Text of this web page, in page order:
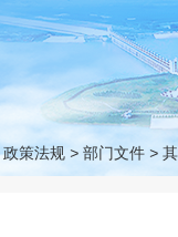
政策法规 > 部门文件 >